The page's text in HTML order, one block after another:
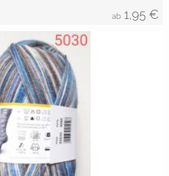
ab 1,95 €